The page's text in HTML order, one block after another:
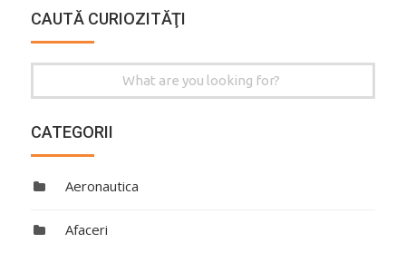
CAUTĂ CURIOZITĂŢI
for:
CATEGORII
Aeronautica
Afaceri